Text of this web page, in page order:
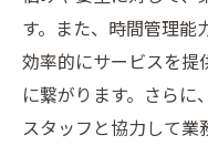
す。また、時間管理能
効率的にサービスを提
に繋がります。さらに
スタッフと協力して業